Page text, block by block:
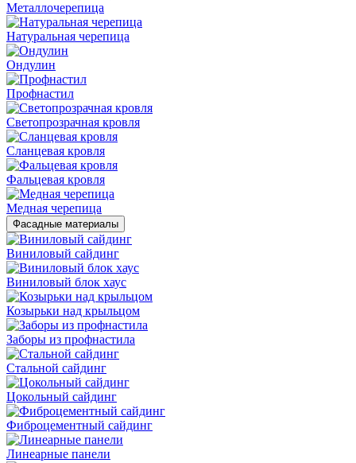
Металлочерепица
Натуральная черепица
Ондулин
Профнастил
Светопрозрачная кровля
Сланцевая кровля
Фальцевая кровля
Медная черепица
Фасадные материалы
Виниловый сайдинг
Виниловый блок хаус
Козырьки над крыльцом
Заборы из профнастила
Стальной сайдинг
Цокольный сайдинг
Фиброцементный сайдинг
Линеарные панели